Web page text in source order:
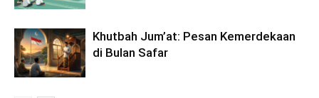
Khutbah Jum’at: Pesan Kemerdekaan
di Bulan Safar